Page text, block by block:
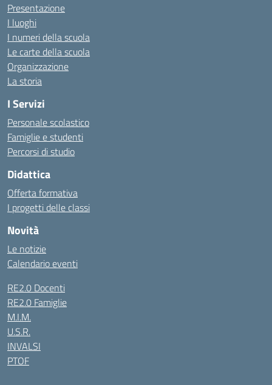
Presentazione
I luoghi
I numeri della scuola
Le carte della scuola
Organizzazione
La storia
I Servizi
Personale scolastico
Famiglie e studenti
Percorsi di studio
Didattica
Offerta formativa
I progetti delle classi
Novità
Le notizie
Calendario eventi
RE2.0 Docenti
RE2.0 Famiglie
M.I.M.
U.S.R.
INVALSI
PTOF